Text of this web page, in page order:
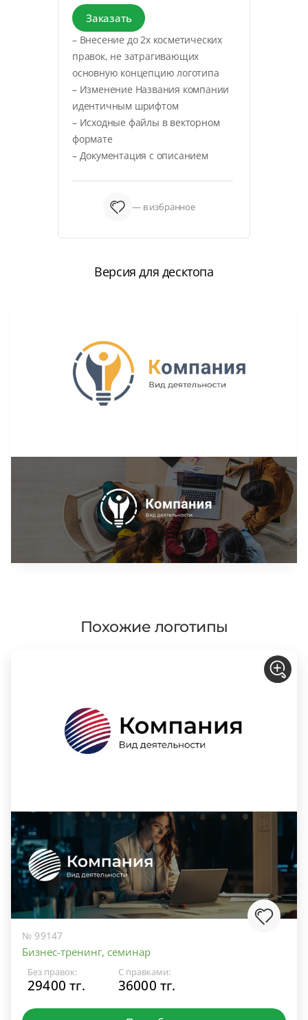
Заказать
– Внесение до 2х косметических
правок, не затрагивающих
основную концепцию логотипа
– Изменение Названия компании
идентичным шрифтом
– Исходные файлы в векторном
формате
– Документация с описанием
— в избранное
Версия для десктопа
Похожие логотипы
№ 99147
Бизнес-тренинг, семинар
Без правок:
29400 тг.
С правками:
36000 тг.